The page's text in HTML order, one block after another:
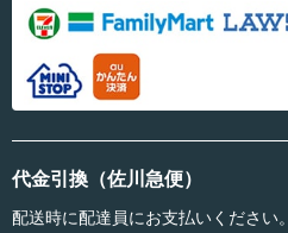
代金引換（佐川急便）
配送時に配達員にお支払いください。